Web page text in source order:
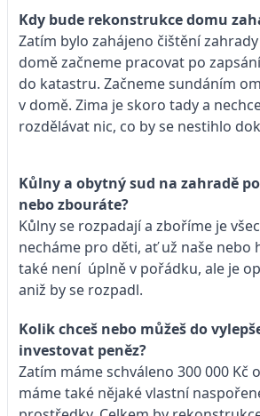
Kdy bude rekonstrukce domu
Zatím bylo zahájeno čištění zahrady
domě začneme pracovat po zapsání
do katastru. Začneme sundáním
v domě. Zima je skoro tady a
rozdělávat nic, co by se nestihlo
Kůlny a obytný sud na zahradě
nebo zbouráte?
Kůlny se rozpadají a zboříme je
necháme pro děti, ať už naše nebo
také není úplně v pořádku, ale je
aniž by se rozpadl.
Kolik chceš nebo můžeš do
investovat peněz?
Zatím máme schváleno 300 000 Kč
máme také nějaké vlastní